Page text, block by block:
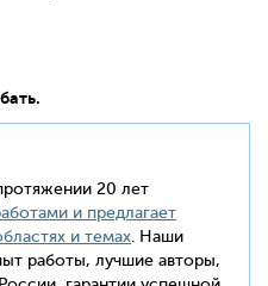
20 лет
и предлагает
и темах . Наши
работы, лучшие авторы,